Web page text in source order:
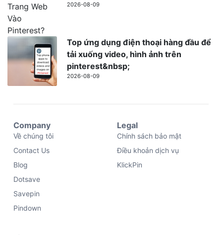
2026-08-09
Top ứng dụng điện thoại hàng đầu để
tải xuống video, hình ảnh trên
pinterest&nbsp;
2026-08-09
Company
Về chúng tôi
Contact Us
Blog
Dotsave
Savepin
Pindown
Legal
Chính sách bảo mật
Điều khoản dịch vụ
KlickPin